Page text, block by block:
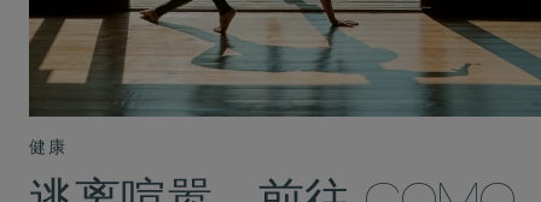
健康